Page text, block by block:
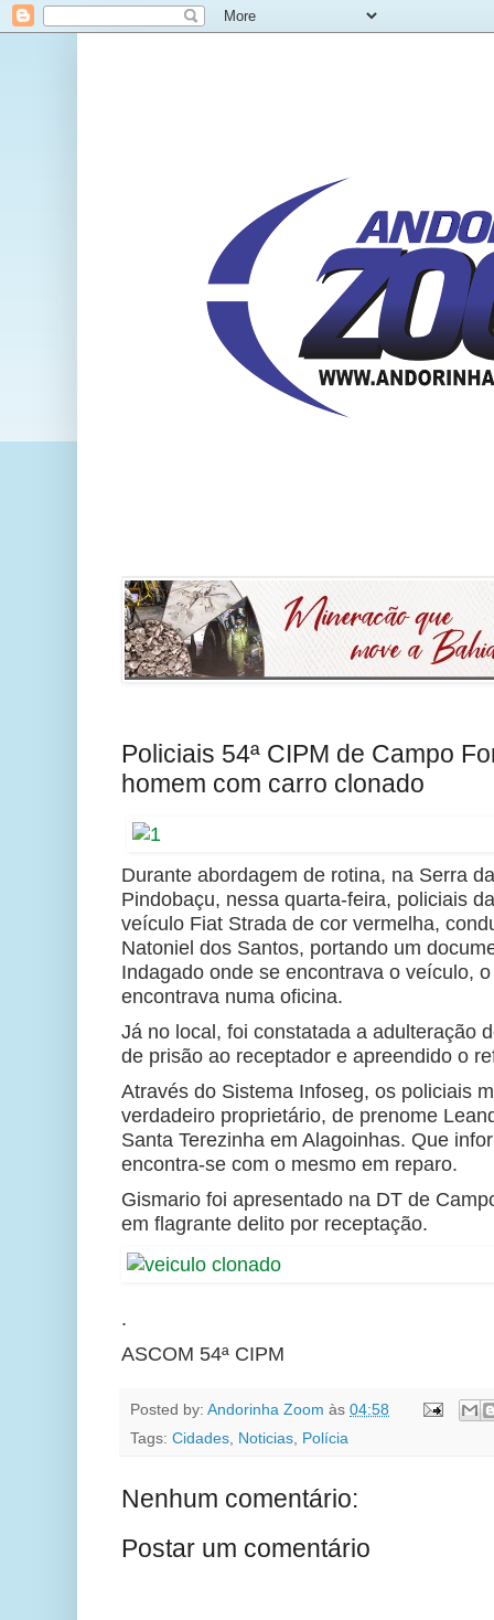
Policiais 54ª CIPM de Campo
homem com carro clonado
Durante abordagem de rotina, na Serra
Pindobaçu, nessa quarta-feira, policiais
veículo Fiat Strada de cor vermelha,
Natoniel dos Santos, portando um
Indagado onde se encontrava o veículo,
encontrava numa oficina.
Já no local, foi constatada a adulteração
de prisão ao receptador e apreendido o
Através do Sistema Infoseg, os policiais
verdadeiro proprietário, de prenome
Santa Terezinha em Alagoinhas. Que
encontra-se com o mesmo em reparo.
Gismario foi apresentado na DT de
em flagrante delito por receptação.
.
ASCOM 54ª CIPM
Posted by: Andorinha Zoom às 04:58
Tags: Cidades, Noticias, Polícia
Nenhum comentário:
Postar um comentário